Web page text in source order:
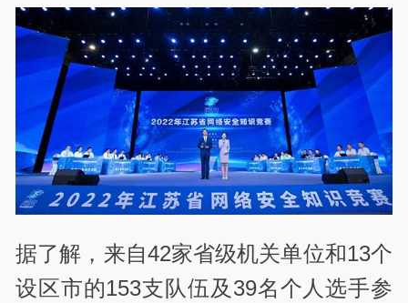
据了解，来自42家省级机关单位和13个
设区市的153支队伍及39名个人选手参